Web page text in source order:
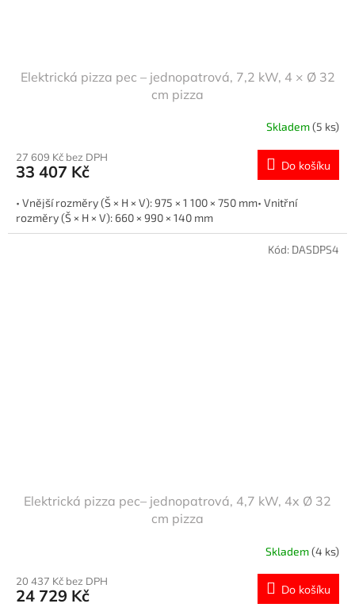
Elektrická pizza pec – jednopatrová, 7,2 kW, 4 × Ø 32
cm pizza
Skladem(5 ks)
27 609 Kč bez DPH
33 407 Kč Do košíku
• Vnější rozměry (Š × H × V): 975 × 1 100 × 750 mm• Vnitřní
rozměry (Š × H × V): 660 × 990 × 140 mm
Elektrická pizza pec– jednopatrová, 4,7 kW, 4x Ø 32
cm pizza
Skladem(4 ks)
20 437 Kč bez DPH
24 729 Kč Do košíku
Kód: DASDPS4